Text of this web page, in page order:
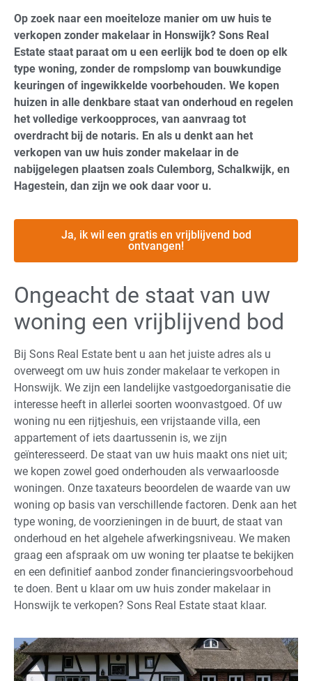
Op zoek naar een moeiteloze manier om uw huis te
verkopen zonder makelaar in Honswijk? Sons Real
Estate staat paraat om u een eerlijk bod te doen op elk
type woning, zonder de rompslomp van bouwkundige
keuringen of ingewikkelde voorbehouden. We kopen
huizen in alle denkbare staat van onderhoud en regelen
het volledige verkoopproces, van aanvraag tot
overdracht bij de notaris. En als u denkt aan het
verkopen van uw huis zonder makelaar in de
nabijgelegen plaatsen zoals Culemborg, Schalkwijk, en
Hagestein, dan zijn we ook daar voor u.
Ja, ik wil een gratis en vrijblijvend bod
ontvangen!
Ongeacht de staat van uw
woning een vrijblijvend bod
Bij Sons Real Estate bent u aan het juiste adres als u
overweegt om uw huis zonder makelaar te verkopen in
Honswijk. We zijn een landelijke vastgoedorganisatie die
interesse heeft in allerlei soorten woonvastgoed. Of uw
woning nu een rijtjeshuis, een vrijstaande villa, een
appartement of iets daartussenin is, we zijn
geïnteresseerd. De staat van uw huis maakt ons niet uit;
we kopen zowel goed onderhouden als verwaarloosde
woningen. Onze taxateurs beoordelen de waarde van uw
woning op basis van verschillende factoren. Denk aan het
type woning, de voorzieningen in de buurt, de staat van
onderhoud en het algehele afwerkingsniveau. We maken
graag een afspraak om uw woning ter plaatse te bekijken
en een definitief aanbod zonder financieringsvoorbehoud
te doen. Bent u klaar om uw huis zonder makelaar in
Honswijk te verkopen? Sons Real Estate staat klaar.